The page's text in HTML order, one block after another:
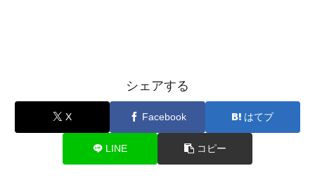
シェアする
X Facebook はてブ
LINE コピー